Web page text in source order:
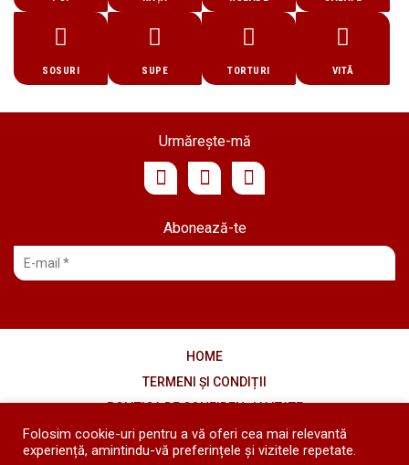
SOSURI SUPE TORTURI VITĂ
Abonează-te
Urmărește-mă
HOME
TERMENI ȘI CONDIȚII
POLITICA DE CONFIDENȚIALITATE
COOKIES
Folosim cookie-uri pentru a vă oferi cea mai relevantă
experiență, amintindu-vă preferințele și vizitele repetate.